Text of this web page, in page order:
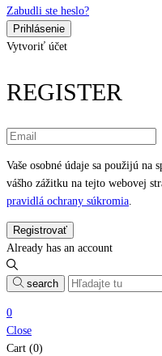
Zabudli ste heslo?
Vytvoriť účet
REGISTER
Vaše osobné údaje sa použijú na
vášho zážitku na tejto webovej
pravidlá ochrany súkromia.
Already has an account
search
0
Close
Cart (0)